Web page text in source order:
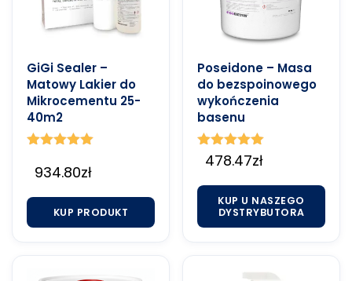
GiGi Sealer –
Matowy Lakier do
Mikrocementu 25-
40m2
5.00
934.80zł
KUP PRODUKT
Poseidone – Masa
do bezspoinowego
wykończenia
basenu
Oceniono
5.00
478.47zł
KUP U NASZEGO
DYSTRYBUTORA